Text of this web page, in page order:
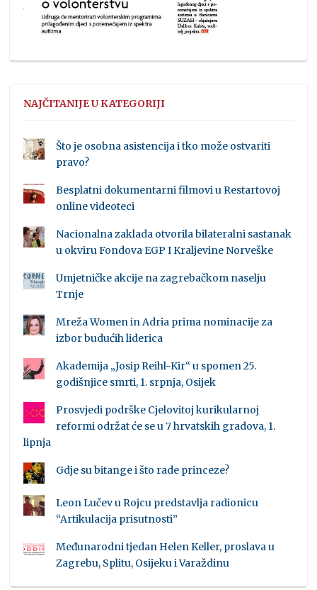
NAJČITANIJE U KATEGORIJI
Što je osobna asistencija i tko može ostvariti
pravo?
Besplatni dokumentarni filmovi u Restartovoj
online videoteci
Nacionalna zaklada otvorila bilateralni sastanak
u okviru Fondova EGP I Kraljevine Norveške
Umjetničke akcije na zagrebačkom naselju
Trnje
Mreža Women in Adria prima nominacije za
izbor budućih liderica
Akademija „Josip Reihl-Kir“ u spomen 25.
godišnjice smrti, 1. srpnja, Osijek
Prosvjedi podrške Cjelovitoj kurikularnoj
reformi održat će se u 7 hrvatskih gradova, 1.
lipnja
Gdje su bitange i što rade princeze?
Leon Lučev u Rojcu predstavlja radionicu
“Artikulacija prisutnosti”
Međunarodni tjedan Helen Keller, proslava u
Zagrebu, Splitu, Osijeku i Varaždinu